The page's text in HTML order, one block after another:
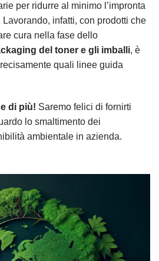
per ridurre al minimo l’impronta
infatti, con prodotti che
cura nella fase dello
del toner e gli imballi, è
quali linee guida
di più! Saremo felici di fornirti
lo smaltimento dei
ambientale in azienda.